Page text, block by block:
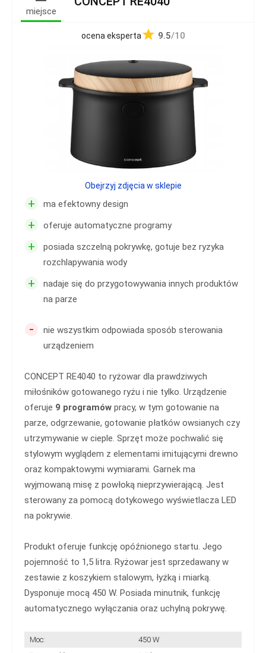
miejsce
ocena eksperta 9.5/10
+ ma efektowny design
+ oferuje automatyczne programy
+
posiada szczelną pokrywkę, gotuje bez ryzyka
rozchlapywania wody
+
nadaje się do przygotowywania innych produktów
na parze
-
nie wszystkim odpowiada sposób sterowania
urządzeniem
CONCEPT RE4040 to ryżowar dla prawdziwych
miłośników gotowanego ryżu i nie tylko. Urządzenie
oferuje 9 programów pracy, w tym gotowanie na
parze, odgrzewanie, gotowanie płatków owsianych czy
utrzymywanie w cieple. Sprzęt może pochwalić się
stylowym wyglądem z elementami imitującymi drewno
oraz kompaktowymi wymiarami. Garnek ma
wyjmowaną misę z powłoką nieprzywierającą. Jest
sterowany za pomocą dotykowego wyświetlacza LED
na pokrywie.
Produkt oferuje funkcję opóźnionego startu. Jego
pojemność to 1,5 litra. Ryżowar jest sprzedawany w
zestawie z koszykiem stalowym, łyżką i miarką.
Dysponuje mocą 450 W. Posiada minutnik, funkcję
automatycznego wyłączania oraz uchylną pokrywę.
Moc:
450 W
Obejrzyj zdjęcia w sklepie